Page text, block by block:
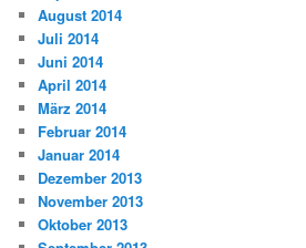
August 2014
Juli 2014
Juni 2014
April 2014
März 2014
Februar 2014
Januar 2014
Dezember 2013
November 2013
Oktober 2013